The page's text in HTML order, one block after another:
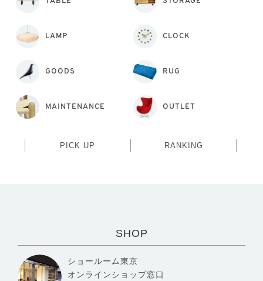
LAMP CLOCK
GOODS RUG
MAINTENANCE OUTLET
PICK UP RANKING
SHOP
ショールーム東京
オンラインショップ窓口